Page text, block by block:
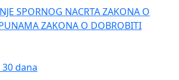
SPORNOG NACRTA ZAKONA O
ZAKONA O DOBROBITI
dana